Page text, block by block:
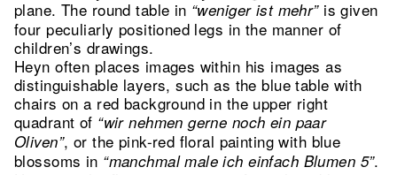
plane. The round table in “weniger ist mehr”is given
four peculiarly positioned legs in the manner of
children’s drawings.
Heyn often places images within his images as
distinguishable layers, such as the blue table with
chairs on a red background in the upper right
quadrant of “wir nehmen gerne noch ein paar
Oliven”, or the pink-red floral painting with blue
blossoms in “manchmal male ich einfach Blumen 5”.